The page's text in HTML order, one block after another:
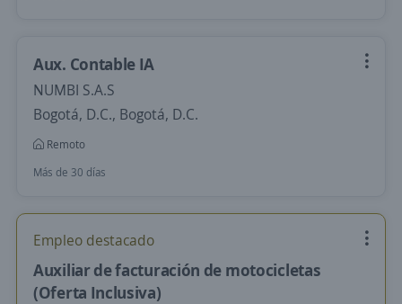
Aux. Contable IA
NUMBI S.A.S
Bogotá, D.C., Bogotá, D.C.
Remoto
Más de 30 días
Empleo destacado
Auxiliar de facturación de motocicletas
(Oferta Inclusiva)